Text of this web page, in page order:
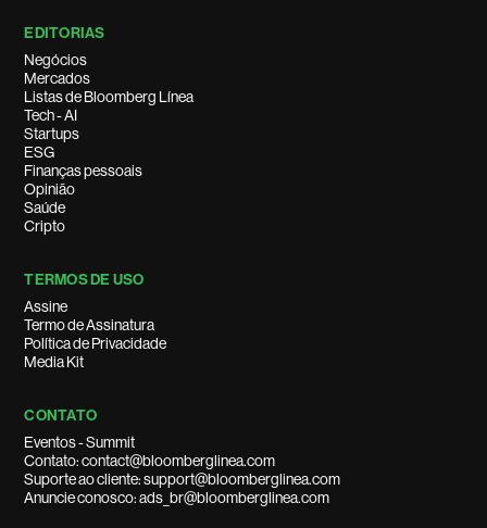
EDITORIAS
Negócios
Mercados
Listas de Bloomberg Línea
Tech - AI
Startups
ESG
Finanças pessoais
Opinião
Saúde
Cripto
TERMOS DE USO
Assine
Termo de Assinatura
Política de Privacidade
Media Kit
CONTATO
Eventos - Summit
Contato: contact@bloomberglinea.com
Suporte ao cliente: support@bloomberglinea.com
Anuncie conosco: ads_br@bloomberglinea.com